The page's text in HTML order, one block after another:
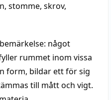
, stomme, skrov,
något
rummet inom vissa
form, bildar ett för sig
till mått och vigt.